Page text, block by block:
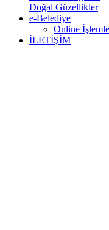
Doğal Güzellikler
e-Belediye
Online
İLETİŞİM